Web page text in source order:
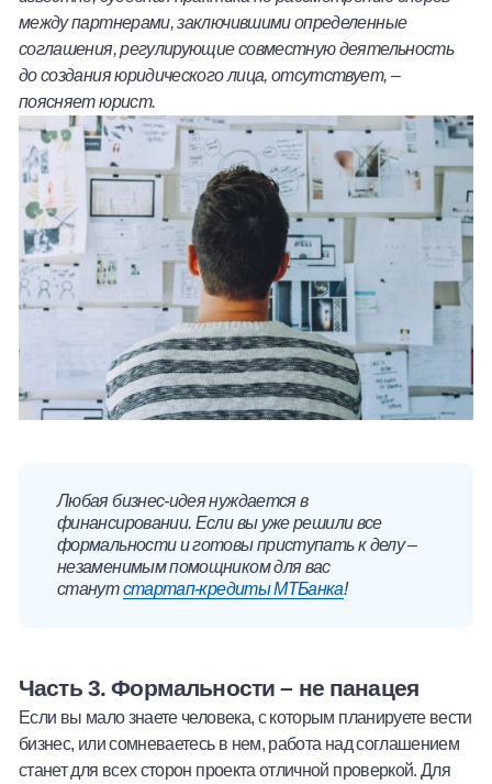
между партнерами, заключившими определенные
соглашения, регулирующие совместную деятельность
до создания юридического лица, отсутствует, –
поясняет юрист.
Любая бизнес-идея нуждается в
финансировании. Если вы уже решили все
формальности и готовы приступать к делу –
незаменимым помощником для вас
станутстартап-кредиты МТБанка!
Часть 3. Формальности – не панацея
Если вы мало знаете человека, с которым планируете вести
бизнес, или сомневаетесь в нем, работа над соглашением
станет для всех сторон проекта отличной проверкой. Для